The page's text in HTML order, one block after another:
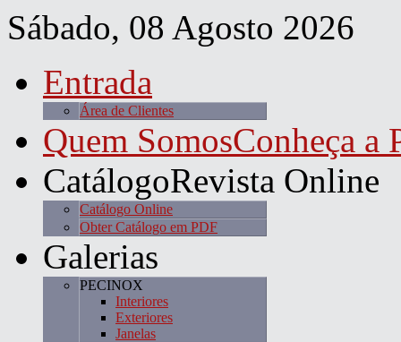
Sábado, 08 Agosto 2026
Entrada
Área de Clientes
Quem SomosConheça a
CatálogoRevista Online
Catálogo Online
Obter Catálogo em PDF
Galerias
PECINOX
Interiores
Exteriores
Janelas